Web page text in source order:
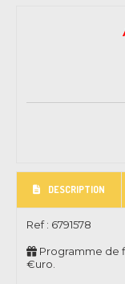
DESCRIPTION
Ref : 6791578
Programme de
€uro.